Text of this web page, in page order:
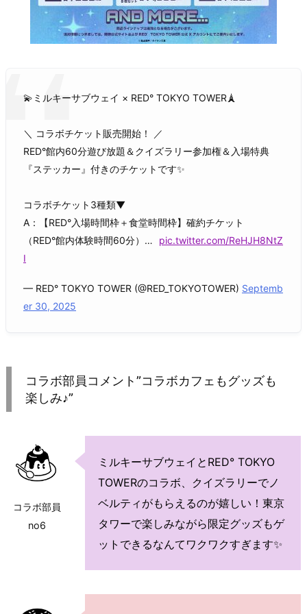
💫ミルキーサブウェイ × RED° TOKYO TOWER🗼
＼ コラボチケット販売開始！ ／
RED°館内60分遊び放題＆クイズラリー参加権＆入場特典
『ステッカー』付きのチケットです✨
コラボチケット3種類▼
A：【RED°入場時間枠＋食堂時間枠】確約チケット
（RED°館内体験時間60分）…
pic.twitter.com/ReHJH8NtZ
I
— RED° TOKYO TOWER (@RED_TOKYOTOWER) Septemb
er 30, 2025
コラボ部員コメント”コラボカフェもグッズも
楽しみ♪”
コラボ部員
no6
ミルキーサブウェイとRED° TOKYO
TOWERのコラボ、クイズラリーでノ
ベルティがもらえるのが嬉しい！東京
タワーで楽しみながら限定グッズもゲ
ットできるなんてワクワクすぎます✨